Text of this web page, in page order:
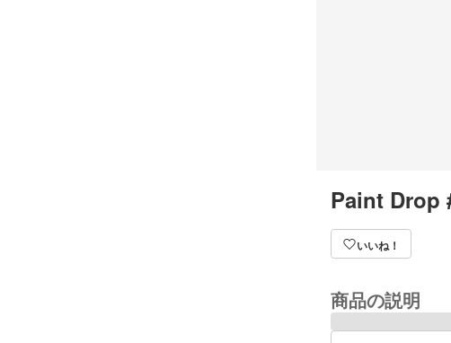
Paint Drop
いいね！
商品の説明